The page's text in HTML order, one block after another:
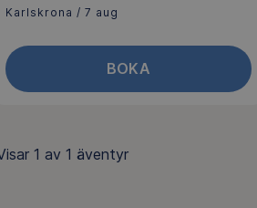
Karlskrona / 7 aug
BOKA
1 av 1 äventyr